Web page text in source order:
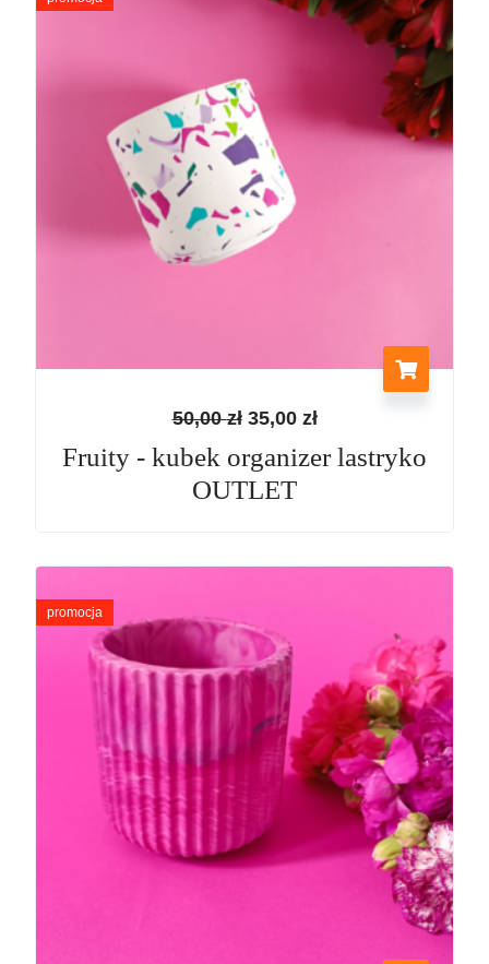
50,00zł
wynosiła:
35,00 zł
wynosi:
35,00 zł.
Fruity - kubek organizer lastryko
OUTLET
promocja
wynosiła:
70,00 zł.
47,00 zł.